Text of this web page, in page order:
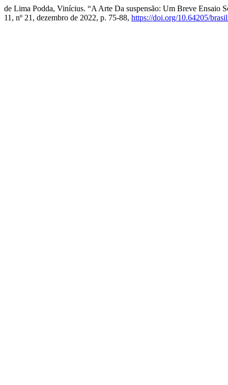
de Lima Podda, Vinícius. “A Arte Da suspensão: Um Breve Ensaio
11, nº 21, dezembro de 2022, p. 75-88, https://doi.org/10.64205/